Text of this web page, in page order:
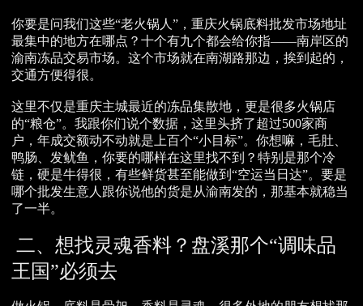
你要是问我们这些“老火锅人”，重庆火锅底料批发市场地址
最集中的地方在哪点？十个有九个都会给你指——南岸区的
渝南冻品交易市场。这个市场就在南湖路那边，挨到起的，
交通方便得很。
这里不仅是重庆主城最近的冻品集散地，更是很多火锅店
的“粮仓”。我跟你们说个数据，这里头挤了超过500家商
户，年成交额动不动就是上百个“小目标”。你想嘛，毛肚、
鸭肠、发鱿鱼，你要的哪样在这里找不到？特别是那个冷
链，硬是牛得很，有些鲜货甚至能做到“空运当日达”。要是
哪个批发生意人跟你说他的货是从渝南发的，那基本就稳当
了一半。
二、想找灵魂香料？盘溪那个“调味品
王国”必须去